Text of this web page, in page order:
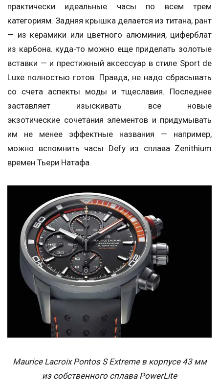
практически идеальные часы по всем трем
категориям. Задняя крышка делается из титана, рант
— из керамики или цветного алюминия, циферблат
из карбона. куда-то можно еще приделать золотые
вставки — и престижный аксессуар в стиле Sport de
Luxe полностью готов. Правда, не надо сбрасывать
со счета аспекты моды и тщеславия. Последнее
заставляет изыскивать все новые
экзотические сочетания элементов и придумывать
им не менее эффектные названия — например,
можно вспомнить часы Defy из сплава Zenithium
времен Тьери Натафа.
Maurice Lacroix Pontos S Extreme в корпусе 43 мм
из собственного сплава PowerLite